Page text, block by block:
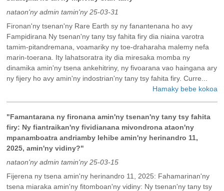
nataon'ny admin tamin'ny 25-03-31
Fironan'ny tsenan'ny Rare Earth sy ny fanantenana ho avy
Fampidirana Ny tsenan'ny tany tsy fahita firy dia niaina varotra
tamim-pitandremana, voamariky ny toe-draharaha malemy nefa
marin-toerana. Ity lahatsoratra ity dia miresaka momba ny
dinamika amin'ny tsena ankehitriny, ny fivoarana vao haingana ary
ny fijery ho avy amin'ny indostrian'ny tany tsy fahita firy. Curre...
Hamaky bebe kokoa
"Famantarana ny fironana amin'ny tsenan'ny tany tsy fahita
firy: Ny fiantraikan'ny fividianana mivondrona ataon'ny
mpanamboatra andriamby lehibe amin'ny herinandro 11,
2025, amin'ny vidiny?"
nataon'ny admin tamin'ny 25-03-15
Fijerena ny tsena amin'ny herinandro 11, 2025: Fahamarinan'ny
tsena miaraka amin'ny fitomboan'ny vidiny: Ny tsenan'ny tany tsy